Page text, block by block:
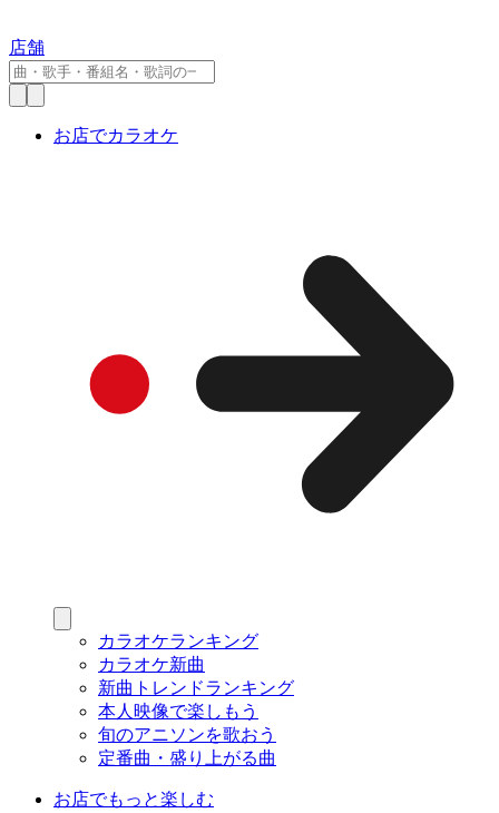
店舗
お店でカラオケ
カラオケランキング
カラオケ新曲
新曲トレンドランキング
本人映像で楽しもう
旬のアニソンを歌おう
定番曲・盛り上がる曲
お店でもっと楽しむ